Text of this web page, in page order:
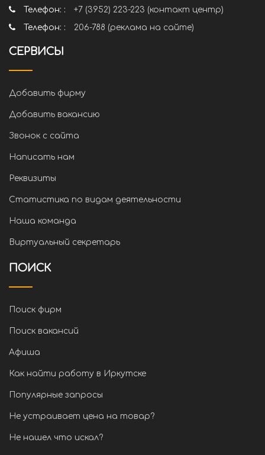
Телефон: :
+7 (3952) 223-223 (контакт центр)
Телефон: :
206-788 (реклама на сайте)
СЕРВИСЫ
Добавить фирму
Добавить вакансию
Звонок с сайта
Написать нам
Реквизиты
Статистика по видам деятельности
Наша команда
Виртуальный секретарь
ПОИСК
Поиск фирм
Поиск вакансий
Афиша
Как найти работу в Иркутске
Популярные запросы
Не устраивает цена на товар?
Не нашел что искал?